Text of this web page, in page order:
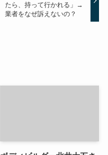
たら、持って行かれる」→
業者をなぜ訴えないの？